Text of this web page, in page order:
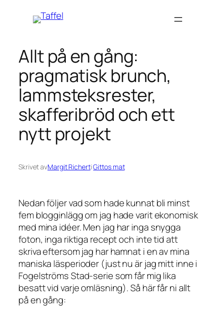
Allt på en gång:
pragmatisk brunch,
lammsteksrester,
skafferibröd och ett
nytt projekt
Skrivet avMargit RichertiGittos mat
Nedan följer vad som hade kunnat bli minst
fem blogginlägg om jag hade varit ekonomisk
med mina idéer. Men jag har inga snygga
foton, inga riktiga recept och inte tid att
skriva eftersom jag har hamnat i en av mina
maniska läsperioder (just nu är jag mitt inne i
Fogelströms Stad-serie som får mig lika
besatt vid varje omläsning). Så här får ni allt
på en gång: